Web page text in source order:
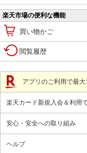
楽天市場の便利な機能
買い物かご
閲覧履歴
アプリのご利用で最大
楽天カード新規入会＆利用
安心・安全への取り組み
ヘルプ